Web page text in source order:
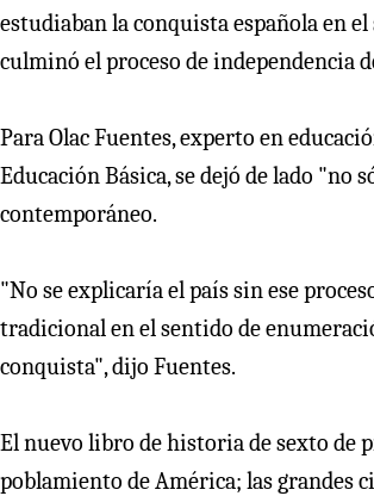
estudiaban la conquista española en
culminó el proceso de independencia
Para Olac Fuentes, experto en
Educación Básica, se dejó de lado
contemporáneo.
"No se explicaría el país sin ese
tradicional en el sentido de
conquista", dijo Fuentes.
El nuevo libro de historia de sexto de
poblamiento de América; las grandes